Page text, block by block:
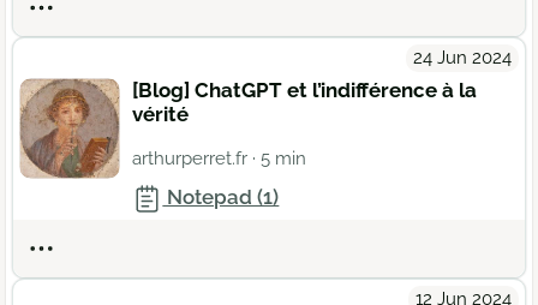
24 Jun 2024
[Blog] ChatGPT et l’indifférence à la
vérité
arthurperret.fr · 5 min
Notepad (1)
12 Jun 2024